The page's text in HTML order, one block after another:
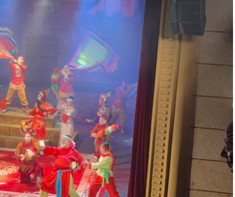
nhà
Bắc Biên - Giữ một ngôi
làng ven sông Hồng của Hà
Nội
TS. Trần Kim Hào